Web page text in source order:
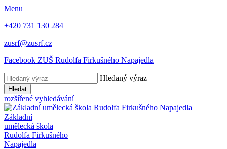
Menu
+420 731 130 284
zusrf@zusrf.cz
Facebook ZUŠ Rudolfa Firkušného Napajedla
Hledaný výraz
Hledat
rozšířené vyhledávání
Základní
umělecká škola
Rudolfa Firkušného
Napajedla